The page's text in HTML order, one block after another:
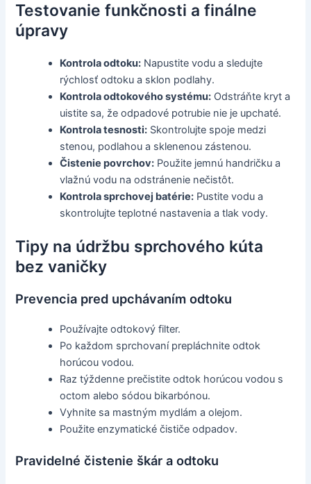
Testovanie funkčnosti a finálne
úpravy
Kontrola odtoku: Napustite vodu a sledujte
rýchlosť odtoku a sklon podlahy.
Kontrola odtokového systému: Odstráňte kryt a
uistite sa, že odpadové potrubie nie je upchaté.
Kontrola tesnosti: Skontrolujte spoje medzi
stenou, podlahou a sklenenou zástenou.
Čistenie povrchov: Použite jemnú handričku a
vlažnú vodu na odstránenie nečistôt.
Kontrola sprchovej batérie: Pustite vodu a
skontrolujte teplotné nastavenia a tlak vody.
Tipy na údržbu sprchového kúta
bez vaničky
Prevencia pred upchávaním odtoku
Používajte odtokový filter.
Po každom sprchovaní prepláchnite odtok
horúcou vodou.
Raz týždenne prečistite odtok horúcou vodou s
octom alebo sódou bikarbónou.
Vyhnite sa mastným mydlám a olejom.
Použite enzymatické čističe odpadov.
Pravidelné čistenie škár a odtoku